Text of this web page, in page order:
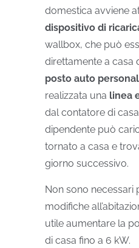
domestica avviene
dispositivo di
wallbox, che può
direttamente a casa
posto auto
realizzata una linea
dal contatore di
dipendente può
tornato a casa e
giorno successivo.
Non sono necessari
modifiche
utile aumentare la
di casa fino a 6 kW.